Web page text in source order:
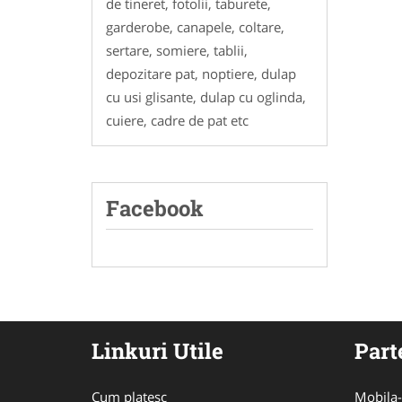
garderobe, canapele, coltare,
sertare, somiere, tablii,
depozitare pat, noptiere, dulap
cu usi glisante, dulap cu oglinda,
cuiere, cadre de pat etc
Facebook
Linkuri Utile
Cum platesc